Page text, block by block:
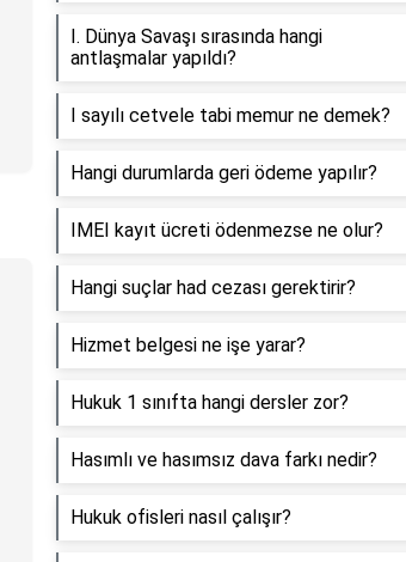
I. Dünya Savaşı sırasında hangi
antlaşmalar yapıldı?
I sayılı cetvele tabi memur ne demek?
Hangi durumlarda geri ödeme yapılır?
IMEI kayıt ücreti ödenmezse ne olur?
Hangi suçlar had cezası gerektirir?
Hizmet belgesi ne işe yarar?
Hukuk 1 sınıfta hangi dersler zor?
Hasımlı ve hasımsız dava farkı nedir?
Hukuk ofisleri nasıl çalışır?